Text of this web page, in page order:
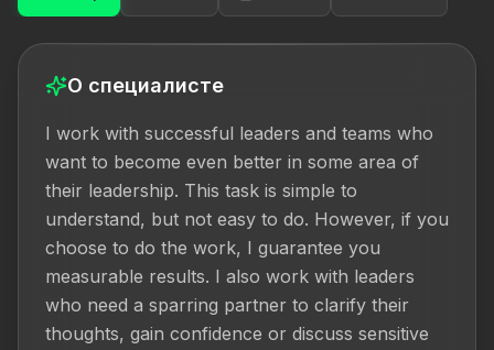
О специалисте
I work with successful leaders and teams who
want to become even better in some area of
their leadership. This task is simple to
understand, but not easy to do. However, if you
choose to do the work, I guarantee you
measurable results. I also work with leaders
who need a sparring partner to clarify their
thoughts, gain confidence or discuss sensitive